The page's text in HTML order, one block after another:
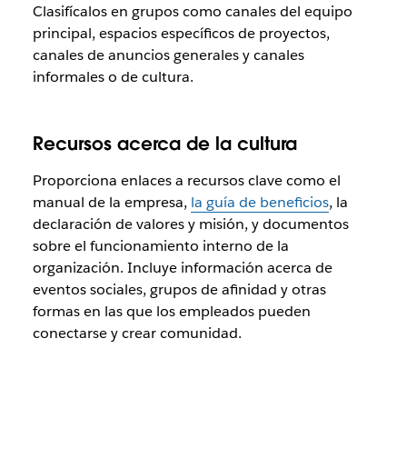
Clasifícalos en grupos como canales del equipo
principal, espacios específicos de proyectos,
canales de anuncios generales y canales
informales o de cultura.
Recursos acerca de la cultura
Proporciona enlaces a recursos clave como el
manual de la empresa, la guía de beneficios, la
declaración de valores y misión, y documentos
sobre el funcionamiento interno de la
organización. Incluye información acerca de
eventos sociales, grupos de afinidad y otras
formas en las que los empleados pueden
conectarse y crear comunidad.